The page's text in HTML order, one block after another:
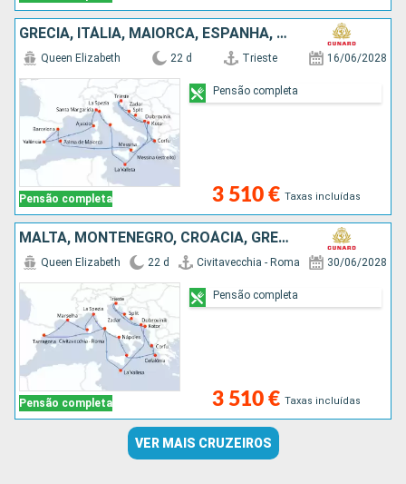
GRÉCIA, ITÁLIA, MAIORCA, ESPANHA, FRANÇA, MALTA, MONTENEGRO, CROÁCIA
Pensão completa
Queen Elizabeth 22 d Trieste 16/06/2028
3 510 € Taxas incluídas
Pensão completa
MALTA, MONTENEGRO, CROÁCIA, GRÉCIA, ITÁLIA, ESPANHA, FRANÇA
Pensão completa
Queen Elizabeth 22 d Civitavecchia - Roma 30/06/2028
3 510 € Taxas incluídas
Pensão completa
VER MAIS CRUZEIROS